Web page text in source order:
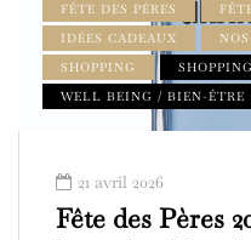
FÊTE DES PÈRES
IDÉES CADEAUX
SHOPPING
WELL BEING / BIEN-ÊTRE
21 avril 2026
Fête des Pères